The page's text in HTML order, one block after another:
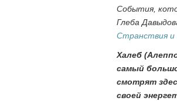
События,
Глеба
Странствия
Халеб
самый
смотрят
своей